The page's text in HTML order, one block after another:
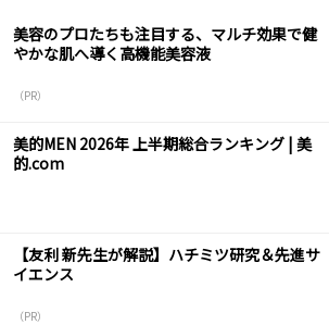
美容のプロたちも注目する、マルチ効果で健
やかな肌へ導く高機能美容液
（PR）
美的MEN 2026年 上半期総合ランキング | 美
的.com
【友利 新先生が解説】ハチミツ研究＆先進サ
イエンス
（PR）